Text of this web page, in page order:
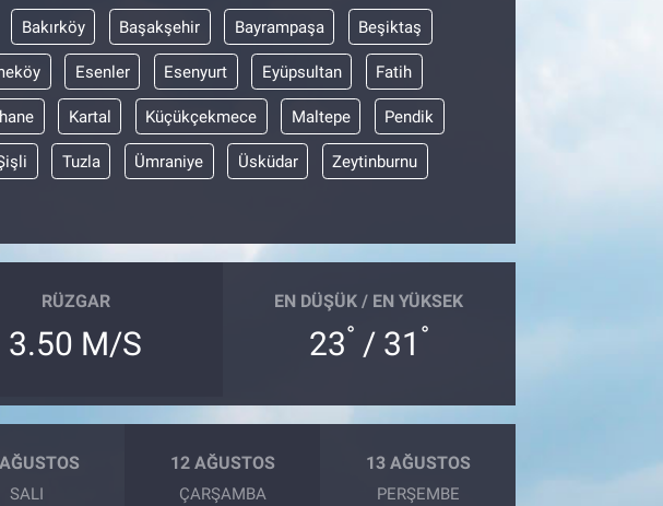
Bakırköy Başakşehir Bayrampaşa Beşiktaş
Esenler Esenyurt Eyüpsultan Fatih
Kartal Küçükçekmece Maltepe Pendik
Tuzla Ümraniye Üsküdar Zeytinburnu
RÜZGAR
3.50 M/S
EN DÜŞÜK / EN YÜKSEK
23° / 31 °
SALI
12 AĞUSTOS
ÇARŞAMBA
13 AĞUSTOS
PERŞEMBE